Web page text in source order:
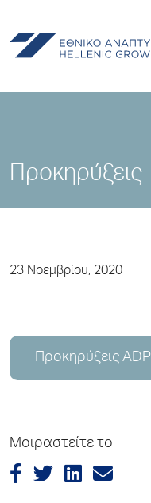
Προκηρύξεις
23 Νοεμβρίου, 2020
Προκηρύξεις ADP
Μοιραστείτε το